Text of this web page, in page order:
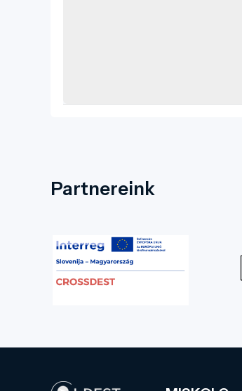
Partnereink